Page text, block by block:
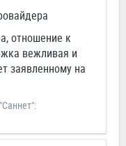
отношение к
вежливая и
заявленному на